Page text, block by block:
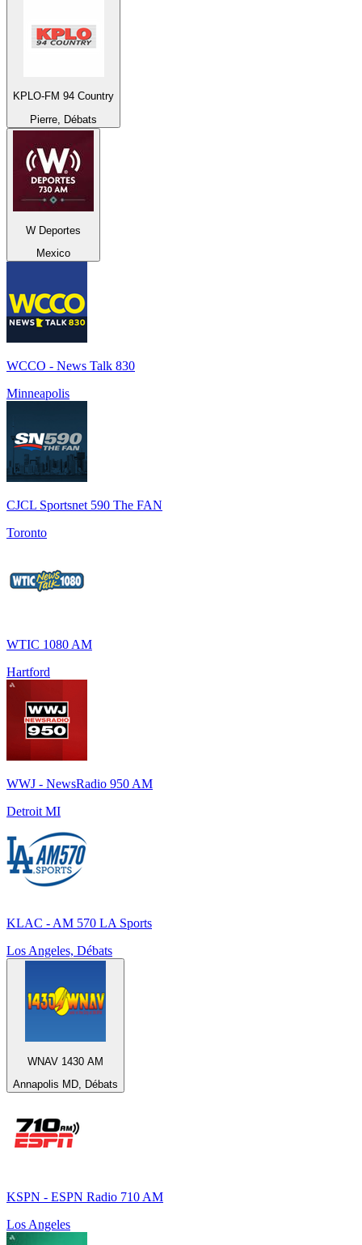
KPLO-FM 94 Country
Pierre, Débats
W Deportes
Mexico
WCCO - News Talk 830
Minneapolis
CJCL Sportsnet 590 The FAN
Toronto
WTIC 1080 AM
Hartford
WWJ - NewsRadio 950 AM
Detroit MI
KLAC - AM 570 LA Sports
Los Angeles, Débats
WNAV 1430 AM
Annapolis MD, Débats
KSPN - ESPN Radio 710 AM
Los Angeles